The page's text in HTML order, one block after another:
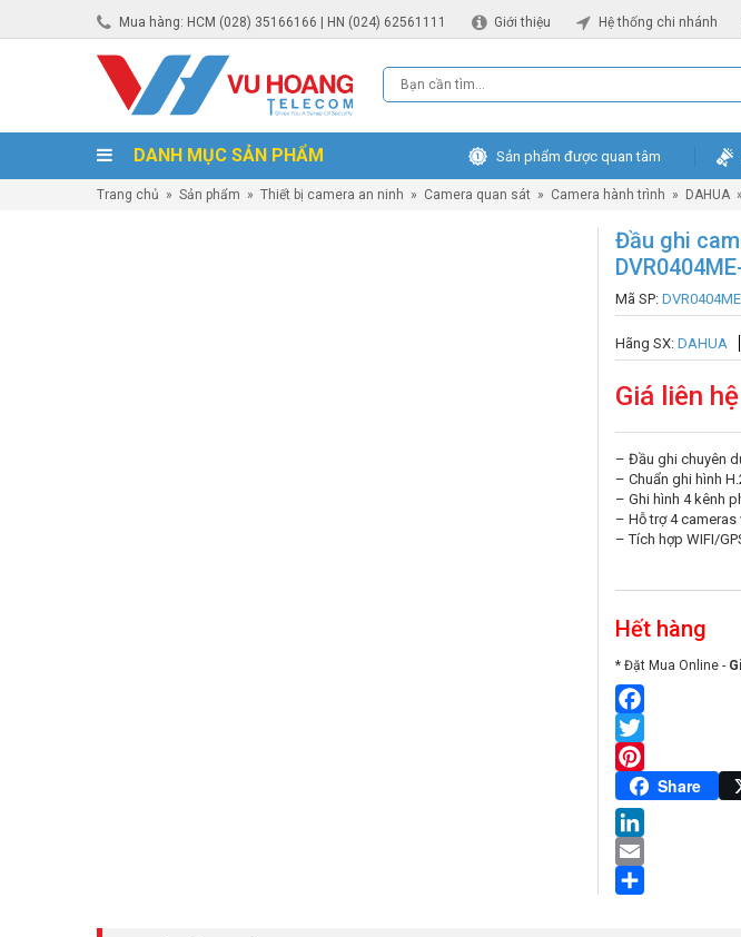
Mua hàng: HCM (028) 35166166 | HN (024) 62561111 Giới thiệu Hệ thống chi nhánh
DANH MỤC SẢN PHẨM Sản phẩm được quan tâm
Trang chủ » Sản phẩm » Thiết bị camera an ninh » Camera quan sát » Camera hành trình » DAHUA »
Đầu ghi
Mã SP:
Hãng SX: DAHUA
Giá liên hệ
– Đầu ghi chuyên
– Chuẩn ghi hình
– Ghi hình 4 kênh
– Hỗ trợ 4 cameras
– Tích hợp WIFI/
Hết hàng
* Đặt Mua Online -
Facebook
Twitter
Pinterest
Share
LinkedIn
Email